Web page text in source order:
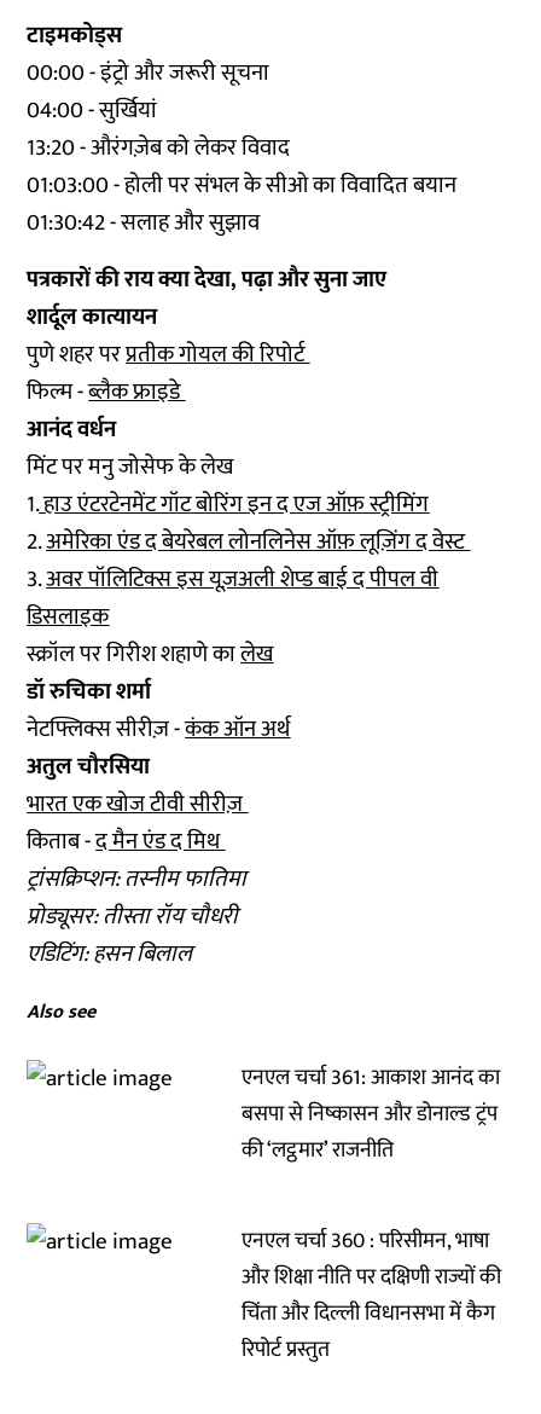
टाइमकोड्स
00:00 - इंट्रो और जरूरी सूचना
04:00 - सुर्खियां
13:20 - औरंगज़ेब को लेकर विवाद
01:03:00 - होली पर संभल के सीओ का विवादित बयान
01:30:42 - सलाह और सुझाव
पत्रकारों की राय क्या देखा, पढ़ा और सुना जाए
शार्दूल कात्यायन
पुणे शहर परप्रतीक गोयल की रिपोर्ट
फिल्म -ब्लैक फ्राइडे
आनंद वर्धन
मिंट पर मनु जोसेफ के लेख
1.हाउ एंटरटेनमेंट गॉट बोरिंग इन द एज ऑफ़ स्ट्रीमिंग
2.अमेरिका एंड द बेयरेबल लोनलिनेस ऑफ़ लूज़िंग द वेस्ट
3.अवर पॉलिटिक्स इस यूज़अली शेप्ड बाई द पीपल वी
डिसलाइक
स्क्रॉल पर गिरीश शहाणे कालेख
डॉ रुचिका शर्मा
नेटफ्लिक्स सीरीज़ -कंक ऑन अर्थ
अतुल चौरसिया
भारत एक खोज टीवी सीरीज़
किताब -द मैन एंड द मिथ
ट्रांसक्रिप्शन: तस्नीम फातिमा
प्रोड्यूसर: तीस्ता रॉय चौधरी
एडिटिंग: हसन बिलाल
Also see
एनएल चर्चा 361: आकाश आनंद का
बसपा से निष्कासन और डोनाल्ड ट्रंप
की ‘लट्ठमार’ राजनीति
एनएल चर्चा 360 : परिसीमन, भाषा
और शिक्षा नीति पर दक्षिणी राज्यों की
चिंता और दिल्ली विधानसभा में कैग
रिपोर्ट प्रस्तुत